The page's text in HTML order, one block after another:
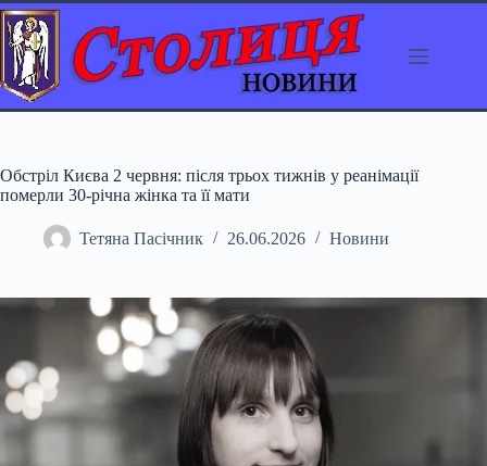
Перейти
до
вмісту
Обстріл Києва 2 червня: після трьох тижнів у реанімації
померли 30-річна жінка та її мати
Тетяна Пасічник 26.06.2026 Новини